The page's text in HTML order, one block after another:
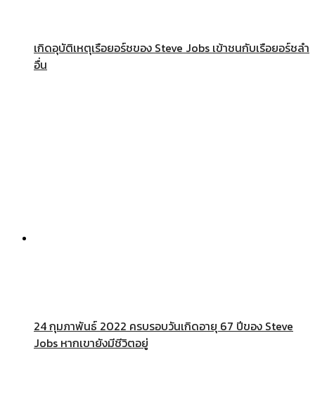
เกิดอุบัติเหตุเรือยอร์ชของ Steve Jobs เข้าชนกับเรือยอร์ชลำ
อื่น
24 กุมภาพันธ์ 2022 ครบรอบวันเกิดอายุ 67 ปีของ Steve
Jobs หากเขายังมีชีวิตอยู่